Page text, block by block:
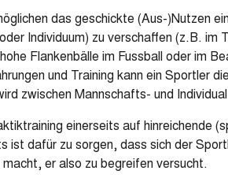
das geschickte (Aus-)Nutzen
Individuum) zu verschaffen (z.B. im
Flankenbälle im Fussball oder im
und Training kann ein Sportler
zwischen Mannschafts- und
einerseits auf hinreichende
ist dafür zu sorgen, dass sich der
er also zu begreifen versucht.